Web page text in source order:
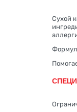
Сухой